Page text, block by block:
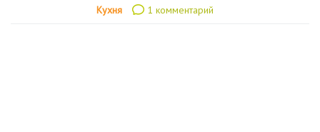
Кухня 1 комментарий